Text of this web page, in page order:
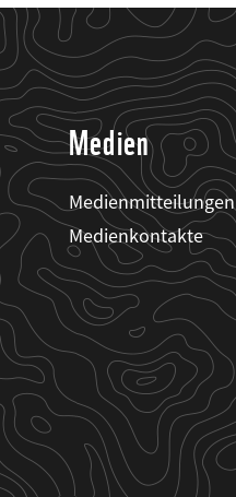
Medien
Medienmitteilungen
Medienkontakte